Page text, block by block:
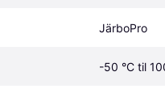
JärboPro
-50 °C til